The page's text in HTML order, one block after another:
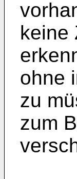
keine
ohne
zu
zum